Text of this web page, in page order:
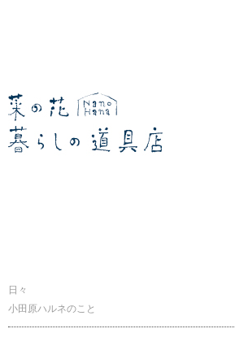
日々
小田原ハルネのこと